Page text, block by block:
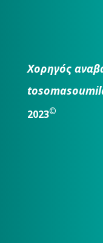
Χορηγός
2023©